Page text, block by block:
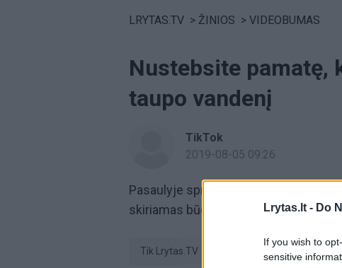
Lrytas.lt - Do
If you wish to
sensitive
LRYTAS.TV > ŽINIOS > VIDEOBUMAS
Nustebsite pamatę,
taupo vandenį
TikTok
2019-08-05 09:26
Pasaulyje sprendžiant vandens
skiriamas būdams kaip jo sutaupyti.
tik Lrytas.TV taupymas